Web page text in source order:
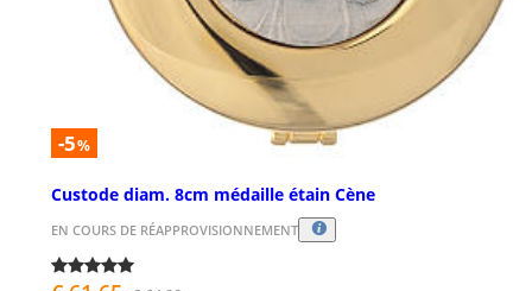
-5%
Custode diam. 8cm médaille étain Cène
EN COURS DE RÉAPPROVISIONNEMENT